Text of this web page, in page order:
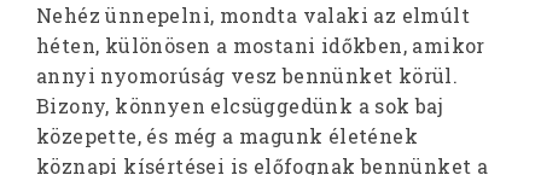
Nehéz ünnepelni, mondta valaki az elmúlt
héten, különösen a mostani időkben, amikor
annyi nyomorúság vesz bennünket körül.
Bizony, könnyen elcsüggedünk a sok baj
közepette, és még a magunk életének
köznapi kísértései is előfognak bennünket a